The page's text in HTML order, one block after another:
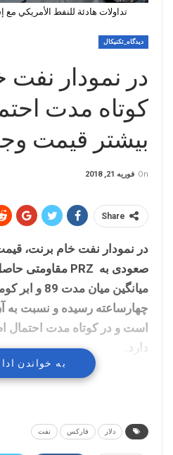
تداولات هادئة للنفط الأمريكي مع
دیدگاه_تکنیکال
در نمودار نفت
کوتاه مدت
بیشتر قیمت
On فوریه 21, 2018
Share
در نمودار نفت خام برنت،
میانگین میان
چهارساعته رسیده و نسبت به
است و در کوتاه مدت احتمال
دارد.
به خواندن
دلار فارکس نفت